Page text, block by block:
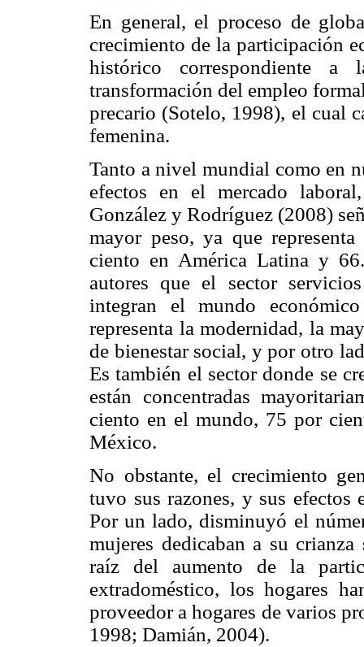
En general, el proceso de
crecimiento de la participación
histórico correspondiente
transformación del empleo
precario (Sotelo, 1998), el cual
femenina.
Tanto a nivel mundial como en
efectos en el mercado
González y Rodríguez (2008)
mayor peso, ya que
ciento en América Latina y
autores que el sector
integran el mundo
representa la modernidad, la
de bienestar social, y por otro
Es también el sector donde se
están concentradas
ciento en el mundo, 75 por
México.
No obstante, el crecimiento
tuvo sus razones, y sus
Por un lado, disminuyó el
mujeres dedicaban a su
raíz del aumento de la
extradoméstico, los hogares
proveedor a hogares de varios
1998; Damián, 2004).